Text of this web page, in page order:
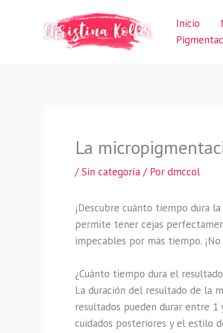
Inicio
La
/Sin categoría / Por dmccol
¡Descubre cuánto tiempo dura
permite tener cejas
impecables por más tiempo.
¿Cuánto tiempo dura el
La duración del resultado de la
resultados pueden durar entre
cuidados posteriores y el estilo